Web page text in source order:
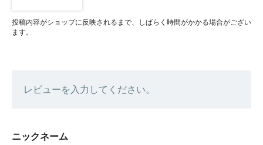
投稿内容がショップに反映されるまで、しばらく時間がかかる場合がござい
ます。
レビューを入力してください。
ニックネーム